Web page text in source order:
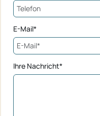
E-Mail*
Ihre Nachricht*